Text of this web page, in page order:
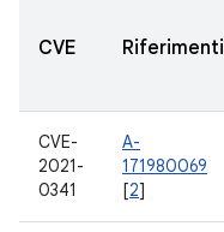
CVE Riferimenti
CVE-
2021-
0341
A-
171980069
[2]